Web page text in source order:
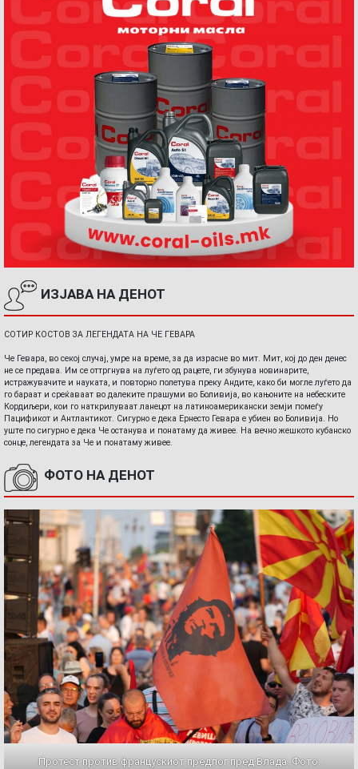
ИЗЈАВА НА ДЕНОТ
СОТИР КОСТОВ ЗА ЛЕГЕНДАТА НА ЧЕ ГЕВАРА
Че Гевара, во секој случај, умре на време, за да израсне во мит. Мит, кој до ден денес
не се предава. Им се оттргнува на луѓето од рацете, ги збунува новинарите,
истражувачите и науката, и повторно полетува преку Андите, како би могле луѓето да
го бараат и среќаваат во далеките прашуми во Боливија, во кањоните на небеските
Кордиљери, кои го наткрилуваат ланецот на латиноамерикански земји помеѓу
Пацификот и Антлантикот. Сигурно е дека Ернесто Гевара е убиен во Боливија. Но
уште по сигурно е дека Че останува и понатаму да живее. На вечно жешкото кубанско
сонце, легендата за Че и понатаму живее.
ФОТО НА ДЕНОТ
Протест против францускиот предлог пред Влада. Фото: